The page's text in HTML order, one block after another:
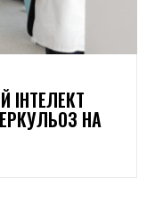
ІНТЕЛЕКТ
НА